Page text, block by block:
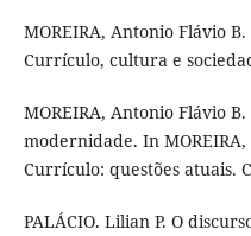
MOREIRA, Antonio Flávio
Currículo, cultura e
MOREIRA, Antonio Flávio
modernidade. In
Currículo: questões atuais.
PALÁCIO. Lilian P. O